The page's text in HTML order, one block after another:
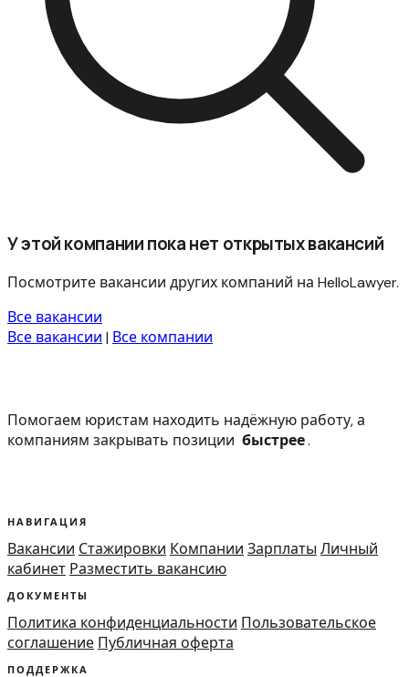
У этой компании пока нет открытых вакансий
Посмотрите вакансии других компаний на HelloLawyer.
Все вакансии
Все вакансии | Все компании
Помогаем юристам находить надёжную работу, а
компаниям закрывать позиции быстрее.
НАВИГАЦИЯ
Вакансии Стажировки Компании Зарплаты Личный
кабинет Разместить вакансию
ДОКУМЕНТЫ
Политика конфиденциальности Пользовательское
соглашение Публичная оферта
ПОДДЕРЖКА